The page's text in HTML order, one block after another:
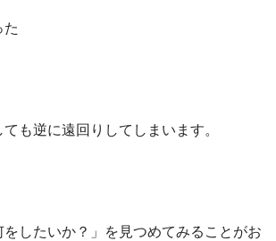
た
も逆に遠回りしてしまいます。
したいか？」を見つめてみることがお